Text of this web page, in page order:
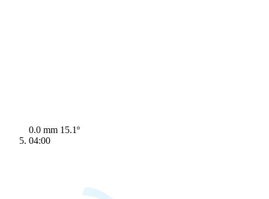
0.0 mm 15.1º
04:00